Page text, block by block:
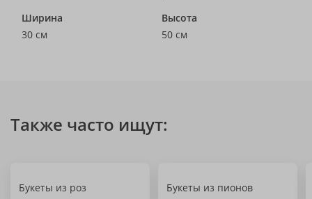
Ширина
30 см
Высота
50 см
Также часто ищут:
Букеты из роз Букеты из пионов